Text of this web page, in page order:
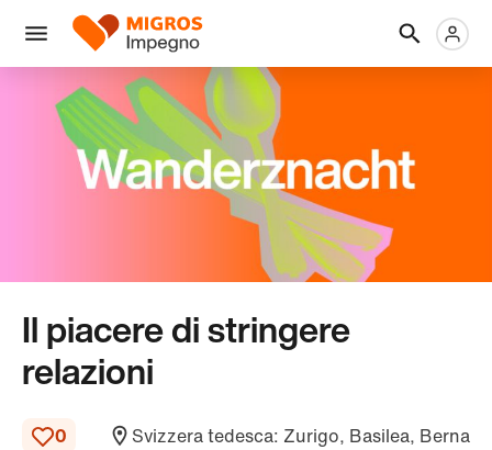
navigazione
a
Intestazione
Menu
Logo
Il piacere di stringere
relazioni
0 Svizzera tedesca: Zurigo, Basilea, Berna